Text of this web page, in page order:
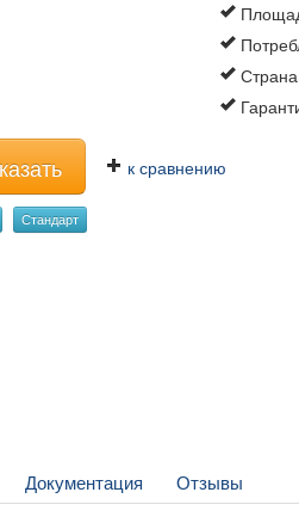
к сравнению
Стандарт
Документация Отзывы